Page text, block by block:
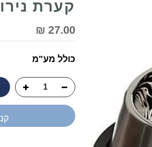
קערת
27.00 ₪
כולל מע"מ